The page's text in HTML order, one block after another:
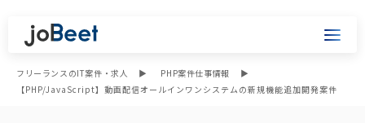
フリーランスのIT案件・求人
PHP案件仕事情報
【PHP/JavaScript】動画配信オールインワンシステムの新規機能追加開発案件